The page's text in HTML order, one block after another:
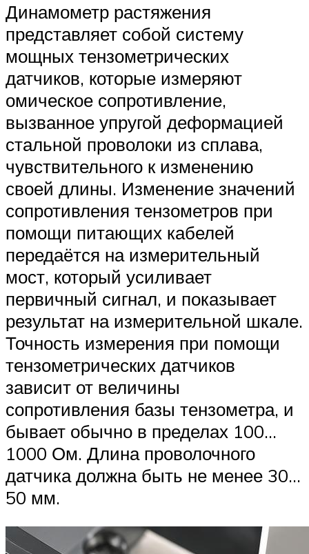
Динамометр растяжения
представляет собой систему
мощных тензометрических
датчиков, которые измеряют
омическое сопротивление,
вызванное упругой деформацией
стальной проволоки из сплава,
чувствительного к изменению
своей длины. Изменение значений
сопротивления тензометров при
помощи питающих кабелей
передаётся на измерительный
мост, который усиливает
первичный сигнал, и показывает
результат на измерительной шкале.
Точность измерения при помощи
тензометрических датчиков
зависит от величины
сопротивления базы тензометра, и
бывает обычно в пределах 100…
1000 Ом. Длина проволочного
датчика должна быть не менее 30…
50 мм.